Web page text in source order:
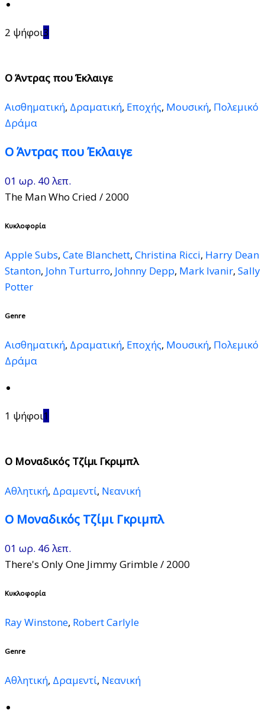
2 ψήφοι3
Ο Άντρας που Έκλαιγε
Αισθηματική, Δραματική, Εποχής, Μουσική, Πολεμικό
Δράμα
Ο Άντρας που Έκλαιγε
01 ωρ. 40 λεπ.
The Man Who Cried / 2000
Κυκλοφορία
Apple Subs, Cate Blanchett, Christina Ricci, Harry Dean
Stanton, John Turturro, Johnny Depp, Mark Ivanir, Sally
Potter
Genre
Αισθηματική, Δραματική, Εποχής, Μουσική, Πολεμικό
Δράμα
1 ψήφοι1
Ο Μοναδικός Τζίμι Γκριμπλ
Αθλητική, Δραμεντί, Νεανική
Ο Μοναδικός Τζίμι Γκριμπλ
01 ωρ. 46 λεπ.
There's Only One Jimmy Grimble/ 2000
Κυκλοφορία
Ray Winstone, Robert Carlyle
Genre
Αθλητική, Δραμεντί, Νεανική